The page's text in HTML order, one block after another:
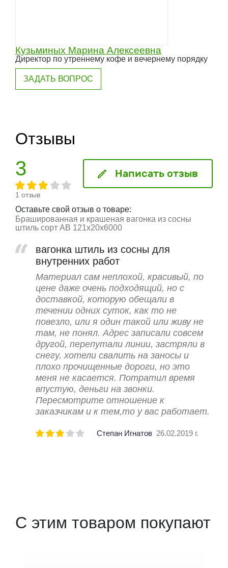
Кузьминых Марина Алексеевна
Директор по утреннему кофе и вечернему порядку
ЗАДАТЬ ВОПРОС
Отзывы
3
1 отзыв
Написать отзыв
Оставьте свой отзыв о товаре:
Брашированная и крашеная вагонка из сосны
штиль сорт АВ 121x20x6000
вагонка штиль из сосны для
внутренних работ
Материал сам неплохой, красивый, по
цене даже очень подходящий, но с
доставкой, которую обещали в
течении одних суток, как то не
повезло, или я один такой или живу не
там, не понял. Адрес записали совсем
другой, перепутали линии, застряли в
снегу, хотели свалить на заносы и
плохо прочищенные дороги, но это
меня не касается. Потратил время
впустую, деньги на звонки.
Пересмотрите отношение к
заказчикам и к тем,то у вас работает.
Степан Игнатов 26.02.2019 г.